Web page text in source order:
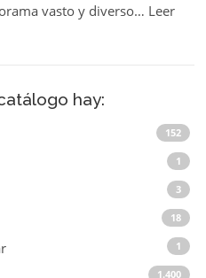
vasto y diverso… Leer
hay:
152
1
3
18
1
1.400